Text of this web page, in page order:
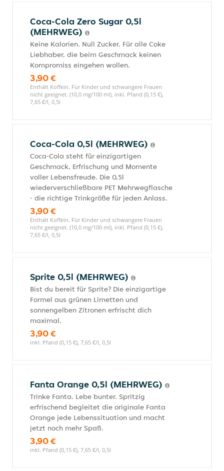
Coca-Cola Zero Sugar 0,5l
(MEHRWEG)
Keine Kalorien. Null Zucker. Für alle Coke
Liebhaber, die beim Geschmack keinen
Kompromiss eingehen wollen.
3,90 €
Enthält Koffein. Für Kinder und schwangere Frauen
nicht geeignet. (10,0 mg/100 ml), inkl. Pfand (0,15 €),
7,65 €/l, 0,5l
Coca-Cola 0,5l (MEHRWEG)
Coca-Cola steht für einzigartigen
Geschmack, Erfrischung und Momente
voller Lebensfreude. Die 0,5l
wiederverschließbare PET Mehrwegflasche
- die richtige Trinkgröße für jeden Anlass.
3,90 €
Enthält Koffein. Für Kinder und schwangere Frauen
nicht geeignet. (10,0 mg/100 ml), inkl. Pfand (0,15 €),
7,65 €/l, 0,5l
Sprite 0,5l (MEHRWEG)
Bist du bereit für Sprite? Die einzigartige
Formel aus grünen Limetten und
sonnengelben Zitronen erfrischt dich
maximal.
3,90 €
inkl. Pfand (0,15 €), 7,65 €/l, 0,5l
Fanta Orange 0,5l (MEHRWEG)
Trinke Fanta. Lebe bunter. Spritzig
erfrischend begleitet die originale Fanta
Orange jede Lebenssituation und macht
jetzt noch mehr Spaß.
3,90 €
inkl. Pfand (0,15 €), 7,65 €/l, 0,5l